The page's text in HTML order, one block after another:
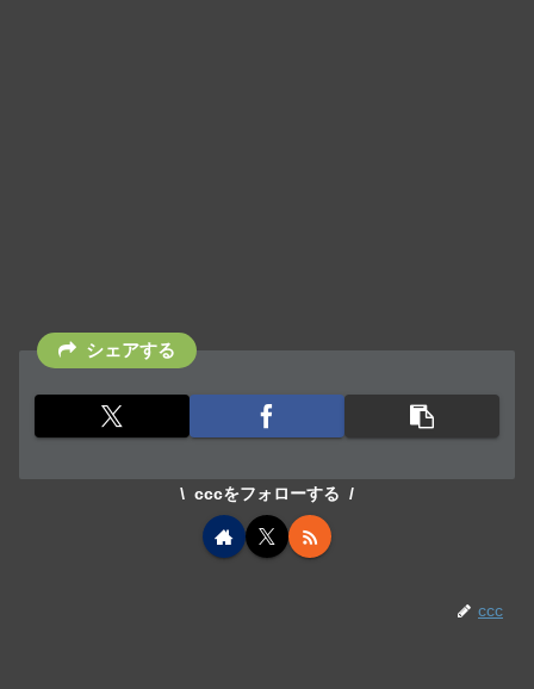
シェアする
cccをフォローする
ccc